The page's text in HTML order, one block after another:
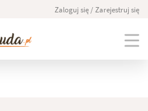
Zaloguj się / Zarejestruj się